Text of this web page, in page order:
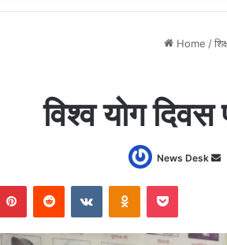
Home /
विश्व योग
News Desk
PinterestReddit VKontakteOdnoklassniki
Pocket